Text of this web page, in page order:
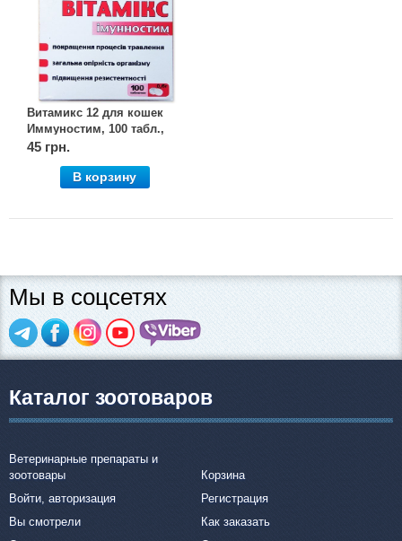
Витамикс 12 для кошек
Иммуностим, 100 табл.,
круг
45 грн.
В корзину
Мы в соцсетях
Каталог зоотоваров
Ветеринарные препараты и
зоотовары
Корзина
Войти, авторизация
Регистрация
Вы смотрели
Как заказать